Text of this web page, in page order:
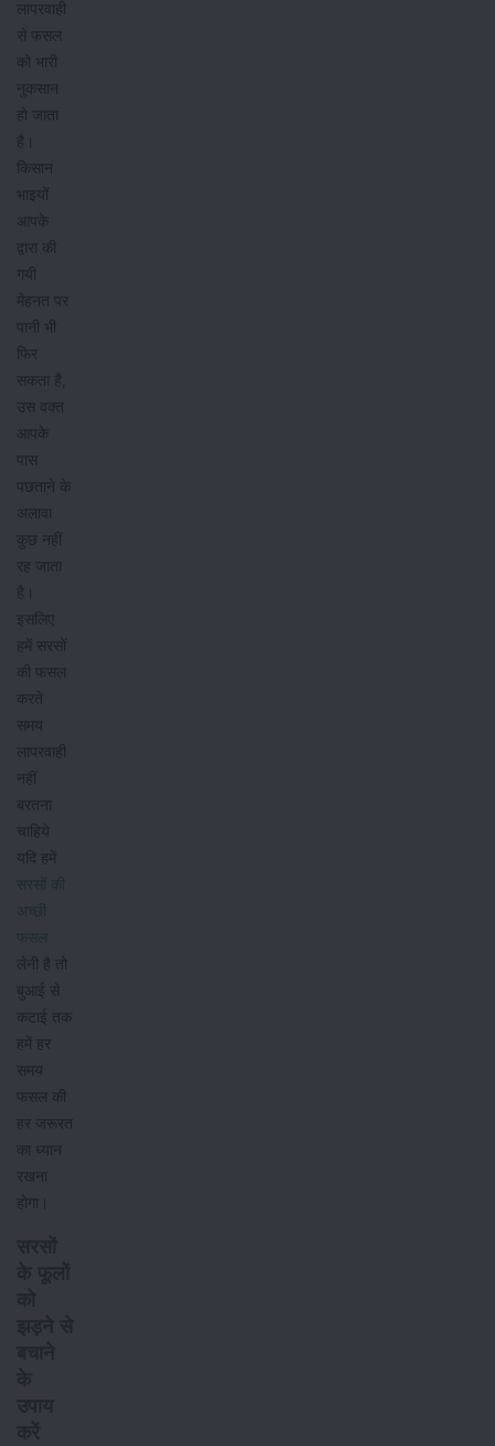
लापरवाही
से फसल
को भारी
नुकसान
हो जाता
है।
किसान
भाइयों
आपके
द्वारा की
गयी
मेहनत पर
पानी भी
फिर
सकता है,
उस वक्त
आपके
पास
पछताने के
अलावा
कुछ नहीं
रह जाता
है।
इसलिए
हमें सरसों
की फसल
करते
समय
लापरवाही
नहीं
बरतना
चाहिये
यदि हमें
सरसों की
अच्छी
फसल
लेनी है तो
बुआई से
कटाई तक
हमें हर
समय
फसल की
हर जरूरत
का ध्यान
रखना
होगा।